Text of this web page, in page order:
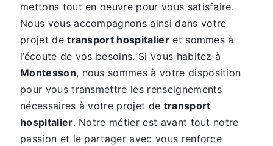
mettons tout en oeuvre pour vous satisfaire.
Nous vous accompagnons ainsi dans votre
projet detransport hospitalieret sommes à
l’écoute de vos besoins. Si vous habitez à
Montesson, nous sommes à votre disposition
pour vous transmettre les renseignements
nécessaires à votre projet de transport
hospitalier. Notre métier est avant tout notre
passion et le partager avec vous renforce